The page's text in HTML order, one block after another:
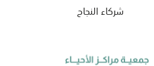
شركاء النجاح